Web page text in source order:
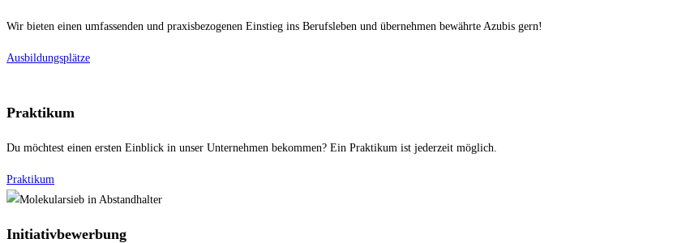
Wir bieten einen umfassenden und praxisbezogenen Einstieg ins Berufsleben und übernehmen bewährte Azubis gern!
Ausbildungsplätze
Praktikum
Du möchtest einen ersten Einblick in unser Unternehmen bekommen? Ein Praktikum ist jederzeit möglich.
Praktikum
Initiativbewerbung